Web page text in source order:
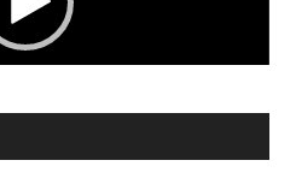
01:04
Presidenta Corporación